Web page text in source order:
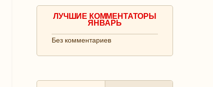
ЛУЧШИЕ КОММЕНТАТОРЫ
ЯНВАРЬ
Без комментариев